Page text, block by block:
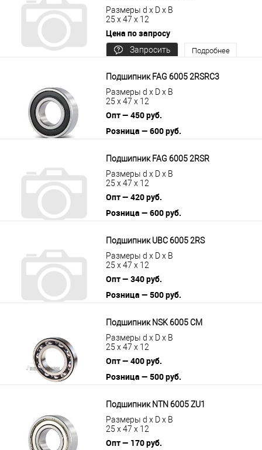
Размеры d x D x B
25 x 47 x 12
Цена по запросу
Запросить
Подробнее
Подшипник FAG 6005 2RSRC3
Размеры d x D x B
25 x 47 x 12
Опт — 450 руб.
Розница — 600 руб.
Подшипник FAG 6005 2RSR
Размеры d x D x B
25 x 47 x 12
Опт — 420 руб.
Розница — 600 руб.
Подшипник UBC 6005 2RS
Размеры d x D x B
25 x 47 x 12
Опт — 340 руб.
Розница — 500 руб.
Подшипник NSK 6005 CM
Размеры d x D x B
25 x 47 x 12
Опт — 400 руб.
Розница — 500 руб.
Подшипник NTN 6005 ZU1
Размеры d x D x B
25 x 47 x 12
Опт — 170 руб.